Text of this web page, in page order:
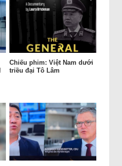
Chiếu phim: Việt Nam dưới
triều đại Tô Lâm